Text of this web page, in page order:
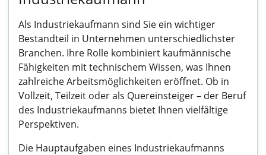
Als Industriekaufmann sind Sie ein wichtiger
Bestandteil in Unternehmen unterschiedlichster
Branchen. Ihre Rolle kombiniert kaufmännische
Fähigkeiten mit technischem Wissen, was Ihnen
zahlreiche Arbeitsmöglichkeiten eröffnet. Ob in
Vollzeit, Teilzeit oder als Quereinsteiger – der Beruf
des Industriekaufmanns bietet Ihnen vielfältige
Perspektiven.
Die Hauptaufgaben eines Industriekaufmanns